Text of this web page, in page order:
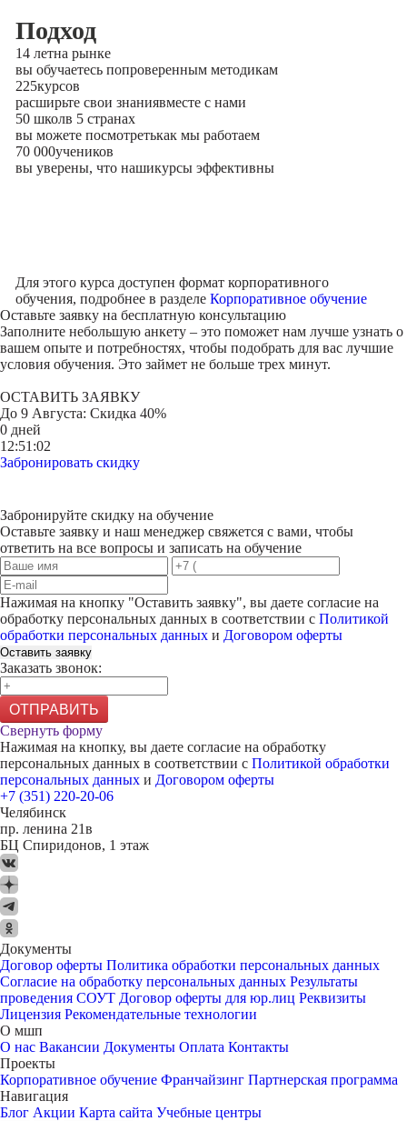
Подход
14 летна рынке
вы обучаетесь попроверенным методикам
225курсов
расширьте свои знаниявместе с нами
50 школв 5 странах
вы можете посмотретькак мы работаем
70 000учеников
вы уверены, что нашикурсы эффективны
Для этого курса доступен формат корпоративного
обучения, подробнее в разделе Корпоративное обучение
Оставьте заявку на бесплатную консультацию
Заполните небольшую анкету – это поможет нам лучше узнать о
вашем опыте и потребностях, чтобы подобрать для вас лучшие
условия обучения. Это займет не больше трех минут.
ОСТАВИТЬ ЗАЯВКУ
До 9 Августа: Скидка 40%
0 дней
12:51:02
Забронировать скидку
Забронируйте скидку на обучение
Оставьте заявку и наш менеджер свяжется с вами, чтобы
ответить на все вопросы и записать на обучение
Нажимая на кнопку "Оставить заявку", вы даете согласие на
обработку персональных данных в соответствии с Политикой
обработки персональных данных и Договором оферты
Оставить заявку
Заказать звонок:
ОТПРАВИТЬ
Свернуть форму
Нажимая на кнопку, вы даете согласие на обработку
персональных данных в соответствии с Политикой обработки
персональных данных и Договором оферты
+7 (351) 220-20-06
Челябинск
пр. ленина 21в
БЦ Спиридонов, 1 этаж
Документы
Договор оферты Политика обработки персональных данных
Согласие на обработку персональных данных Результаты
проведения СОУТ Договор оферты для юр.лиц Реквизиты
Лицензия Рекомендательные технологии
О мшп
О нас Вакансии Документы Оплата Контакты
Проекты
Корпоративное обучение Франчайзинг Партнерская программа
Навигация
Блог Акции Карта сайта Учебные центры